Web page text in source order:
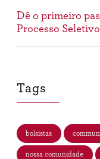
Dê o primeiro
Processo
Tags
bolsistas
nossa comunidade